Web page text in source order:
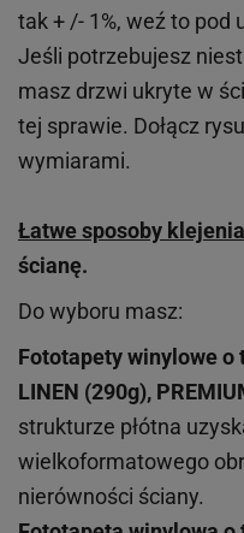
tak + /- 1%, weź to pod
Jeśli potrzebujesz
masz drzwi ukryte w
tej sprawie. Dołącz
wymiarami.
Łatwe sposoby
ścianę.
Do wyboru masz:
Fototapety winylowe o
LINEN (290g),
strukturze płótna
wielkoformatowego
nierówności ściany.